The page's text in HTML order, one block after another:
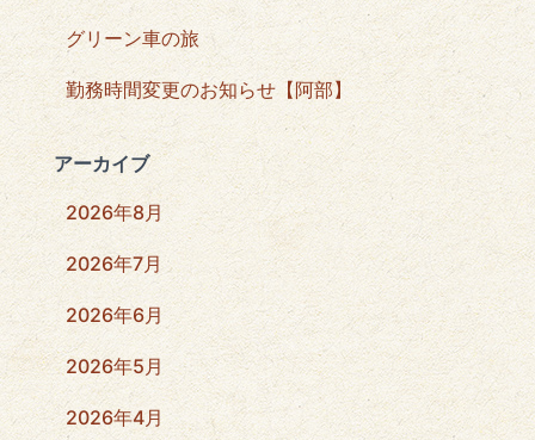
グリーン車の旅
勤務時間変更のお知らせ【阿部】
アーカイブ
2026年8月
2026年7月
2026年6月
2026年5月
2026年4月